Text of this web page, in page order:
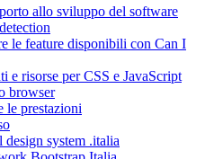
allo sviluppo del software
le feature disponibili con Can I
e risorse per CSS e JavaScript
browser
le prestazioni
system .italia